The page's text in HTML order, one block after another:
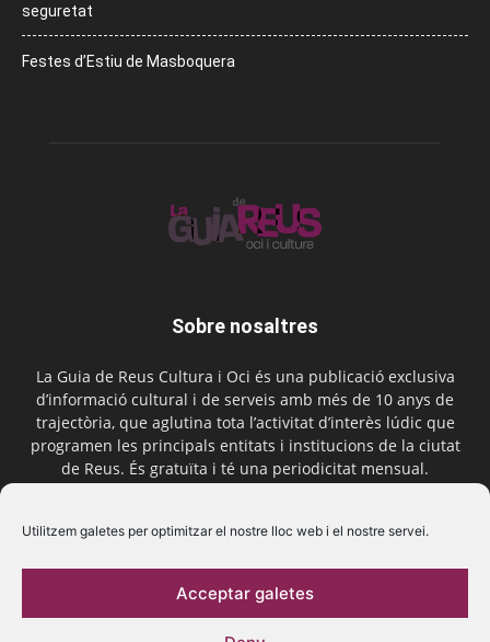
Utilitzem galetes per optimitzar el nostre lloc web i el nostre servei.
Acceptar galetes
seguretat
Festes d’Estiu de Masboquera
Sobre nosaltres
La Guia de Reus Cultura i Oci és una publicació exclusiva
d’informació cultural i de serveis amb més de 10 anys de
trajectòria, que aglutina tota l’activitat d’interès lúdic que
programen les principals entitats i institucions de la ciutat
de Reus. És gratuïta i té una periodicitat mensual.
Segueix-nos